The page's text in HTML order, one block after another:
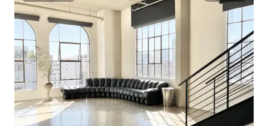
papier peint et de schéma de peinture pour que vous puissiez
avoir une grande variété d'ambiances ! Chaque pièce a des
fenêtr